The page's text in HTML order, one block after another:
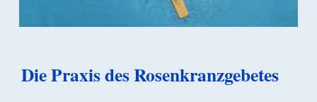
Die Praxis des Rosenkranzgebetes